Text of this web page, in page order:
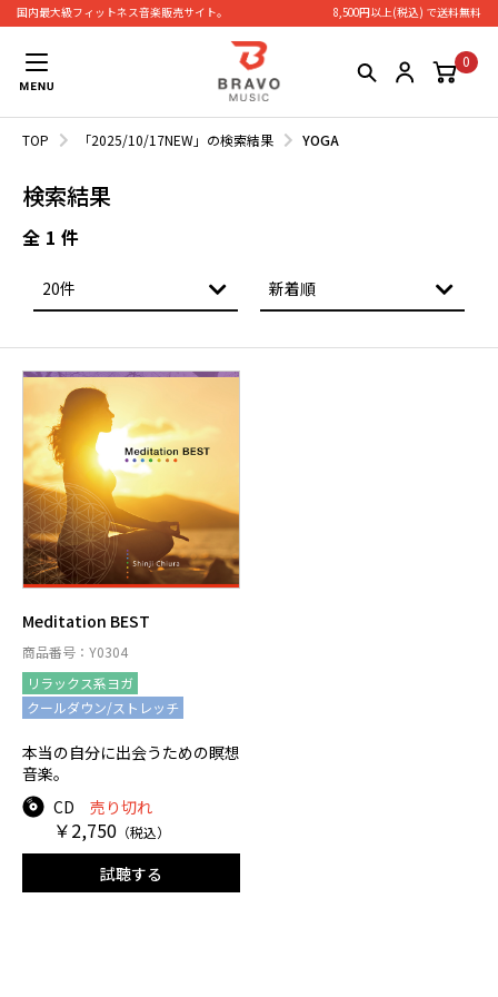
国内最大級フィットネス⾳楽販売サイト。 8,500円以上(税込) で送料無料
0
TOP 「2025/10/17NEW」の検索結果 YOGA
検索結果
全 1 件
Meditation BEST
商品番号：Y0304
リラックス系ヨガ
クールダウン/ストレッチ
本当の自分に出会うための瞑想
音楽。
CD
売り切れ
￥2,750 （税込）
試聴する